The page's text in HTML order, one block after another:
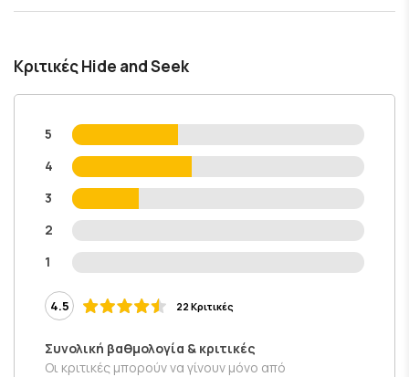
Κριτικές Hide and Seek
5
4
3
2
1
4.5 22 Κριτικές
Συνολική βαθμολογία & κριτικές
Οι κριτικές μπορούν να γίνουν μόνο από